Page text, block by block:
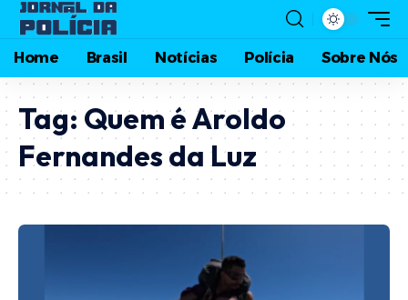
Home Brasil Notícias Polícia Sobre Nós
Tag: Quem é Aroldo
Fernandes da Luz